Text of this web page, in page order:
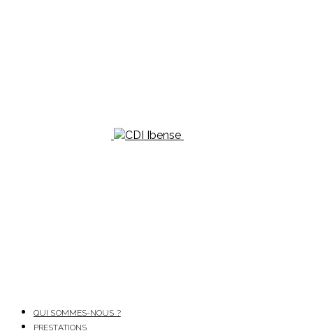
QUI SOMMES-NOUS ?
PRESTATIONS